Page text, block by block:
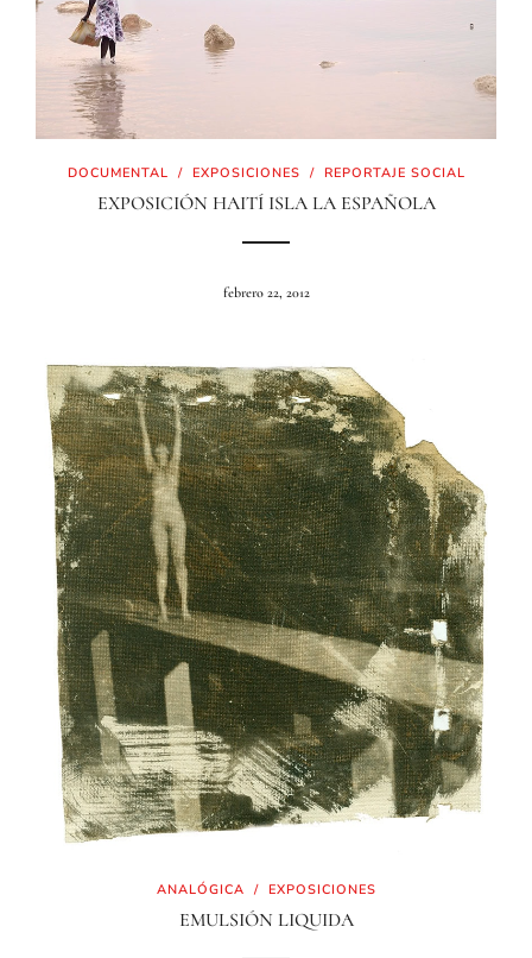
DOCUMENTAL / EXPOSICIONES / REPORTAJE SOCIAL
EXPOSICIÓN HAITÍ ISLA LA ESPAÑOLA
febrero 22, 2012
ANALÓGICA / EXPOSICIONES
EMULSIÓN LIQUIDA